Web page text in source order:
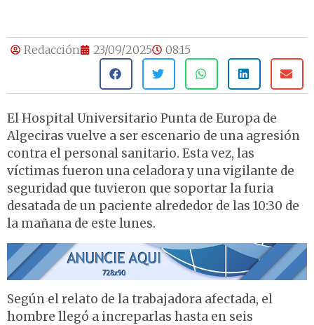
Redacción 23/09/2025 08:15
El Hospital Universitario Punta de Europa de
Algeciras vuelve a ser escenario de una agresión
contra el personal sanitario. Esta vez, las
víctimas fueron una celadora y una vigilante de
seguridad que tuvieron que soportar la furia
desatada de un paciente alrededor de las 10:30 de
la mañana de este lunes.
Según el relato de la trabajadora afectada, el
hombre llegó a increparlas hasta en seis